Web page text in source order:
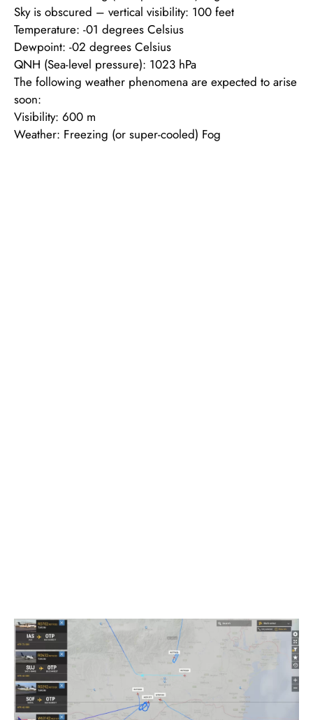
Sky is obscured – vertical visibility: 100 feet
Temperature: -01 degrees Celsius
Dewpoint: -02 degrees Celsius
QNH (Sea-level pressure): 1023 hPa
The following weather phenomena are expected to arise
soon:
Visibility: 600 m
Weather: Freezing (or super-cooled) Fog